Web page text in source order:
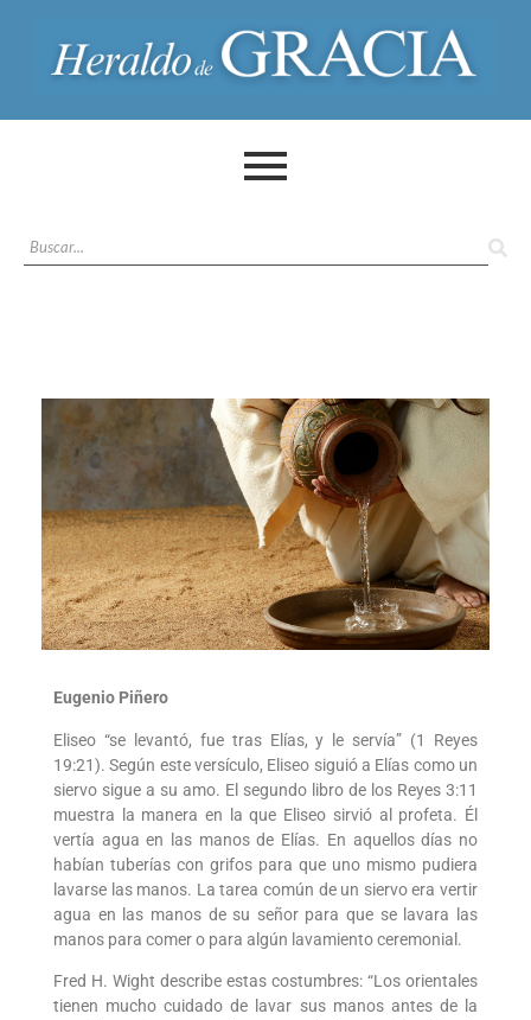
Eugenio Piñero
Eliseo “se levantó, fue tras Elías, y le servía” (1 Reyes
19:21). Según este versículo, Eliseo siguió a Elías como un
siervo sigue a su amo. El segundo libro de los Reyes 3:11
muestra la manera en la que Eliseo sirvió al profeta. Él
vertía agua en las manos de Elías. En aquellos días no
habían tuberías con grifos para que uno mismo pudiera
lavarse las manos. La tarea común de un siervo era vertir
agua en las manos de su señor para que se lavara las
manos para comer o para algún lavamiento ceremonial.
Fred H. Wight describe estas costumbres: “Los orientales
tienen mucho cuidado de lavar sus manos antes de la